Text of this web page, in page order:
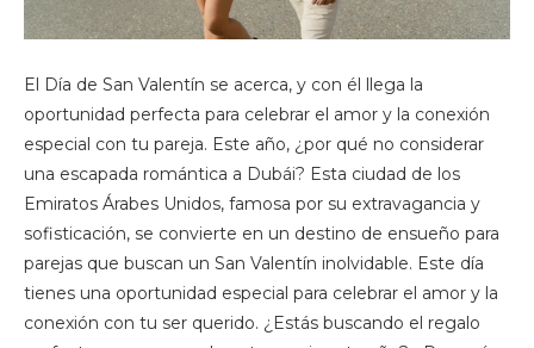
El Día de San Valentín se acerca, y con él llega la
oportunidad perfecta para celebrar el amor y la conexión
especial con tu pareja. Este año, ¿por qué no considerar
una escapada romántica a Dubái? Esta ciudad de los
Emiratos Árabes Unidos, famosa por su extravagancia y
sofisticación, se convierte en un destino de ensueño para
parejas que buscan un San Valentín inolvidable. Este día
tienes una oportunidad especial para celebrar el amor y la
conexión con tu ser querido. ¿Estás buscando el regalo